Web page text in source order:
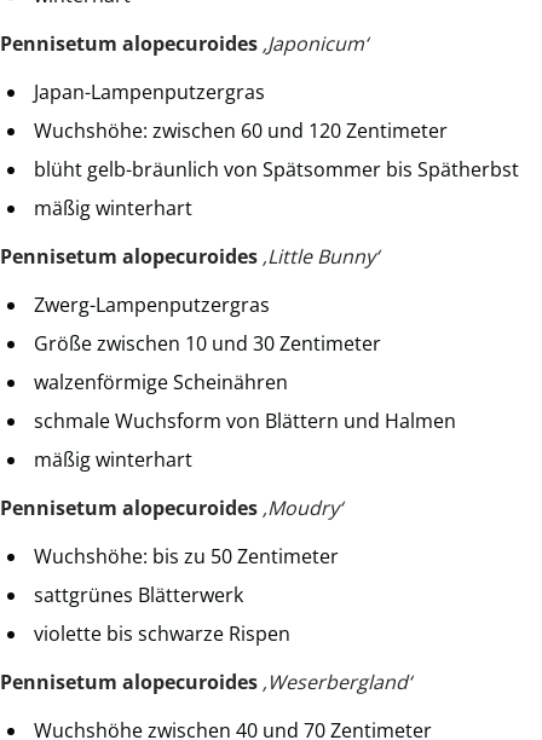
Pennisetum alopecuroides ‚Japonicum‘
Japan-Lampenputzergras
Wuchshöhe: zwischen 60 und 120 Zentimeter
blüht gelb-bräunlich von Spätsommer bis Spätherbst
mäßig winterhart
Pennisetum alopecuroides ‚Little Bunny‘
Zwerg-Lampenputzergras
Größe zwischen 10 und 30 Zentimeter
walzenförmige Scheinähren
schmale Wuchsform von Blättern und Halmen
mäßig winterhart
Pennisetum alopecuroides ‚Moudry‘
Wuchshöhe: bis zu 50 Zentimeter
sattgrünes Blätterwerk
violette bis schwarze Rispen
Pennisetum alopecuroides ‚Weserbergland‘
Wuchshöhe zwischen 40 und 70 Zentimeter